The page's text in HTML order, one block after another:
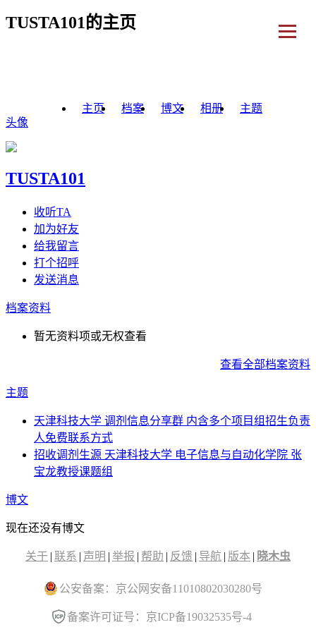
TUSTA101的主页
主页 档案 博文 相册
主题
头像
TUSTA101
收听TA
加为好友
给我留言
打个招呼
发送消息
档案资料
暂无资料项或无权查看
查看全部档案资料
主题
天津科技大学 调剂信息分享群 内含多个项目组招生负责
人免费联系方式
招收调剂生源 天津科技大学 电子信息与自动化学院 张
宝龙教授课题组
博文
现在还没有博文
关于 | 联系 | 声明 | 举报 | 帮助 | 反馈 | 导航 | 版本 | 晓木虫
公安备案：京公网安备11010802030280号
备案许可证号：京ICP备19032535号-4